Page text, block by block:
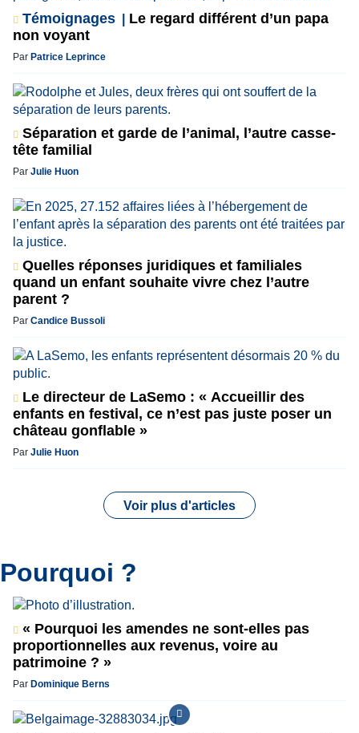
Témoignages
Le regard différent d’un papa
non voyant
Par Patrice Leprince
Séparation et garde de l’animal, l’autre casse-
tête familial
Par Julie Huon
Quelles réponses juridiques et familiales
quand un enfant souhaite vivre chez l’autre
parent ?
Par Candice Bussoli
Le directeur de LaSemo : « Accueillir des
enfants en festival, ce n’est pas juste poser un
château gonflable »
Par Julie Huon
Voir plus d'articles
Pourquoi ?
« Pourquoi les amendes ne sont-elles pas
proportionnelles aux revenus, voire au
patrimoine ? »
Par Dominique Berns